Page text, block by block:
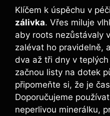
Klíčem k úspěchu v
zálivka. Vřes miluje
aby roots nezůstávaly
zalévat ho pravidelně,
dva až tři dny v
začnou listy na dotek
připomeňte si, že je
Doporučujeme používat
neperlivou minerálku,